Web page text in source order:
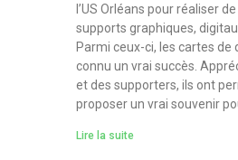
l’US Orléans pour réaliser
supports graphiques,
Parmi ceux-ci, les cartes de
connu un vrai succès.
et des supporters, ils ont
proposer un vrai souvenir
Lire la suite